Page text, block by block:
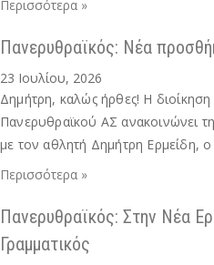
Περισσότερα »
Πανερυθραϊκός: Νέα
23 Ιουλίου, 2026
Δημήτρη, καλώς ήρθες! Η
Πανερυθραϊκού ΑΣ ανακοινώνει
με τον αθλητή Δημήτρη Ερμείδη,
Περισσότερα »
Πανερυθραϊκός: Στην Νέα
Γραμματικός